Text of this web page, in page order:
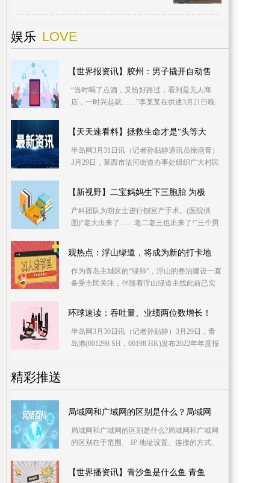
娱乐 LOVE
【世界报资讯】胶州：男子撬开自动售
“当时喝了点酒，又恰好路过，看到是无人商
店，一时兴起就……”李某某在供述3月21日晚
时，后悔不已
【天天速看料】拯救生命才是“头等大
半岛网3月31日讯（记者孙贴静通讯员徐燕青）
3月29日，莱西市沽河街道办事处组织广大村民
活动，其中
【新视野】二宝妈妈生下三胞胎 为极
产科团队为胡女士进行刨宫产手术。(医院供
图)“老大出来了……老二老三也出来了!”三个男
员都松了
观热点：浮山绿道，将成为新的打卡地
作为青岛主城区的“绿肺”，浮山的整治建设一直
备受市民关注，伴随着浮山绿道主线此前已实
的新打卡
环球速读：吞吐量、业绩两位数增长！
半岛网3月30日讯（记者孙贴静）3月29日，青
岛港(601298 SH，06198 HK)发布2022年年度报
精彩推送
局域网和广域网的区别是什么？局域网
局域网和广域网的区别是什么?局域网和广域网
的区别在于范围、 IP 地址设置、连接的方式、
一般
【世界播资讯】青沙鱼是什么鱼 青鱼